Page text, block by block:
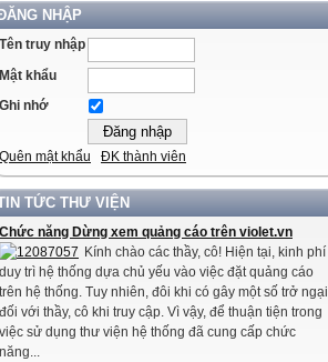
NHẬP
Tên truy nhập
Mật khẩu
Ghi nhớ
Quên mật khẩu ĐK thành viên
TỨC THƯ VIỆN
Chức năng Dừng xem quảng cáo trên violet.vn
Kính chào các thầy, cô! Hiện tại, kinh phí
duy trì hệ thống dựa chủ yếu vào việc đặt quảng cáo
trên hệ thống. Tuy nhiên, đôi khi có gây một số trở ngại
đối với thầy, cô khi truy cập. Vì vậy, để thuận tiện trong
việc sử dụng thư viện hệ thống đã cung cấp chức
năng...